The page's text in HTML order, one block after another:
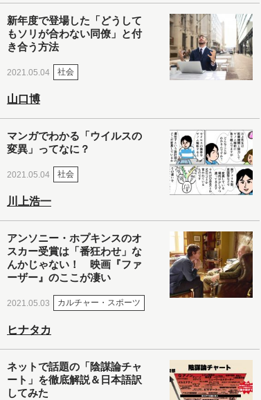
新年度で登場した「どうして
もソリが合わない同僚」と付
き合う方法
2021.05.04 社会
山口博
マンガでわかる「ウイルスの
変異」ってなに？
2021.05.04 社会
川上浩一
アンソニー・ホプキンスのオ
スカー受賞は「番狂わせ」な
んかじゃない！ 映画『ファ
ーザー』のここが凄い
2021.05.03 カルチャー・スポーツ
ヒナタカ
ネットで話題の「陰謀論チャ
ート」を徹底解説＆日本語訳
してみた